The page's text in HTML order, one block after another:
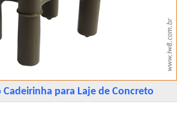
Cadeirinha para Laje de Concreto